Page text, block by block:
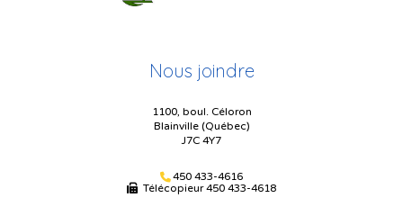
Nous joindre
1100, boul. Céloron
Blainville (Québec)
J7C 4Y7
450 433-4616
Télécopieur450 433-4618